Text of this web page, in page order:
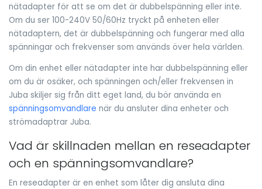
nätadapter för att se om det är dubbelspänning eller inte.
Om du ser 100-240V 50/60Hz tryckt på enheten eller
nätadaptern, det är dubbelspänning och fungerar med alla
spänningar och frekvenser som används över hela världen.
Om din enhet eller nätadapter inte har dubbelspänning eller
om du är osäker, och spänningen och/eller frekvensen in
Juba skiljer sig från ditt eget land, du bör använda en
spänningsomvandlare när du ansluter dina enheter och
strömadaptrar Juba.
Vad är skillnaden mellan en reseadapter
och en spänningsomvandlare?
En reseadapter är en enhet som låter dig ansluta dina